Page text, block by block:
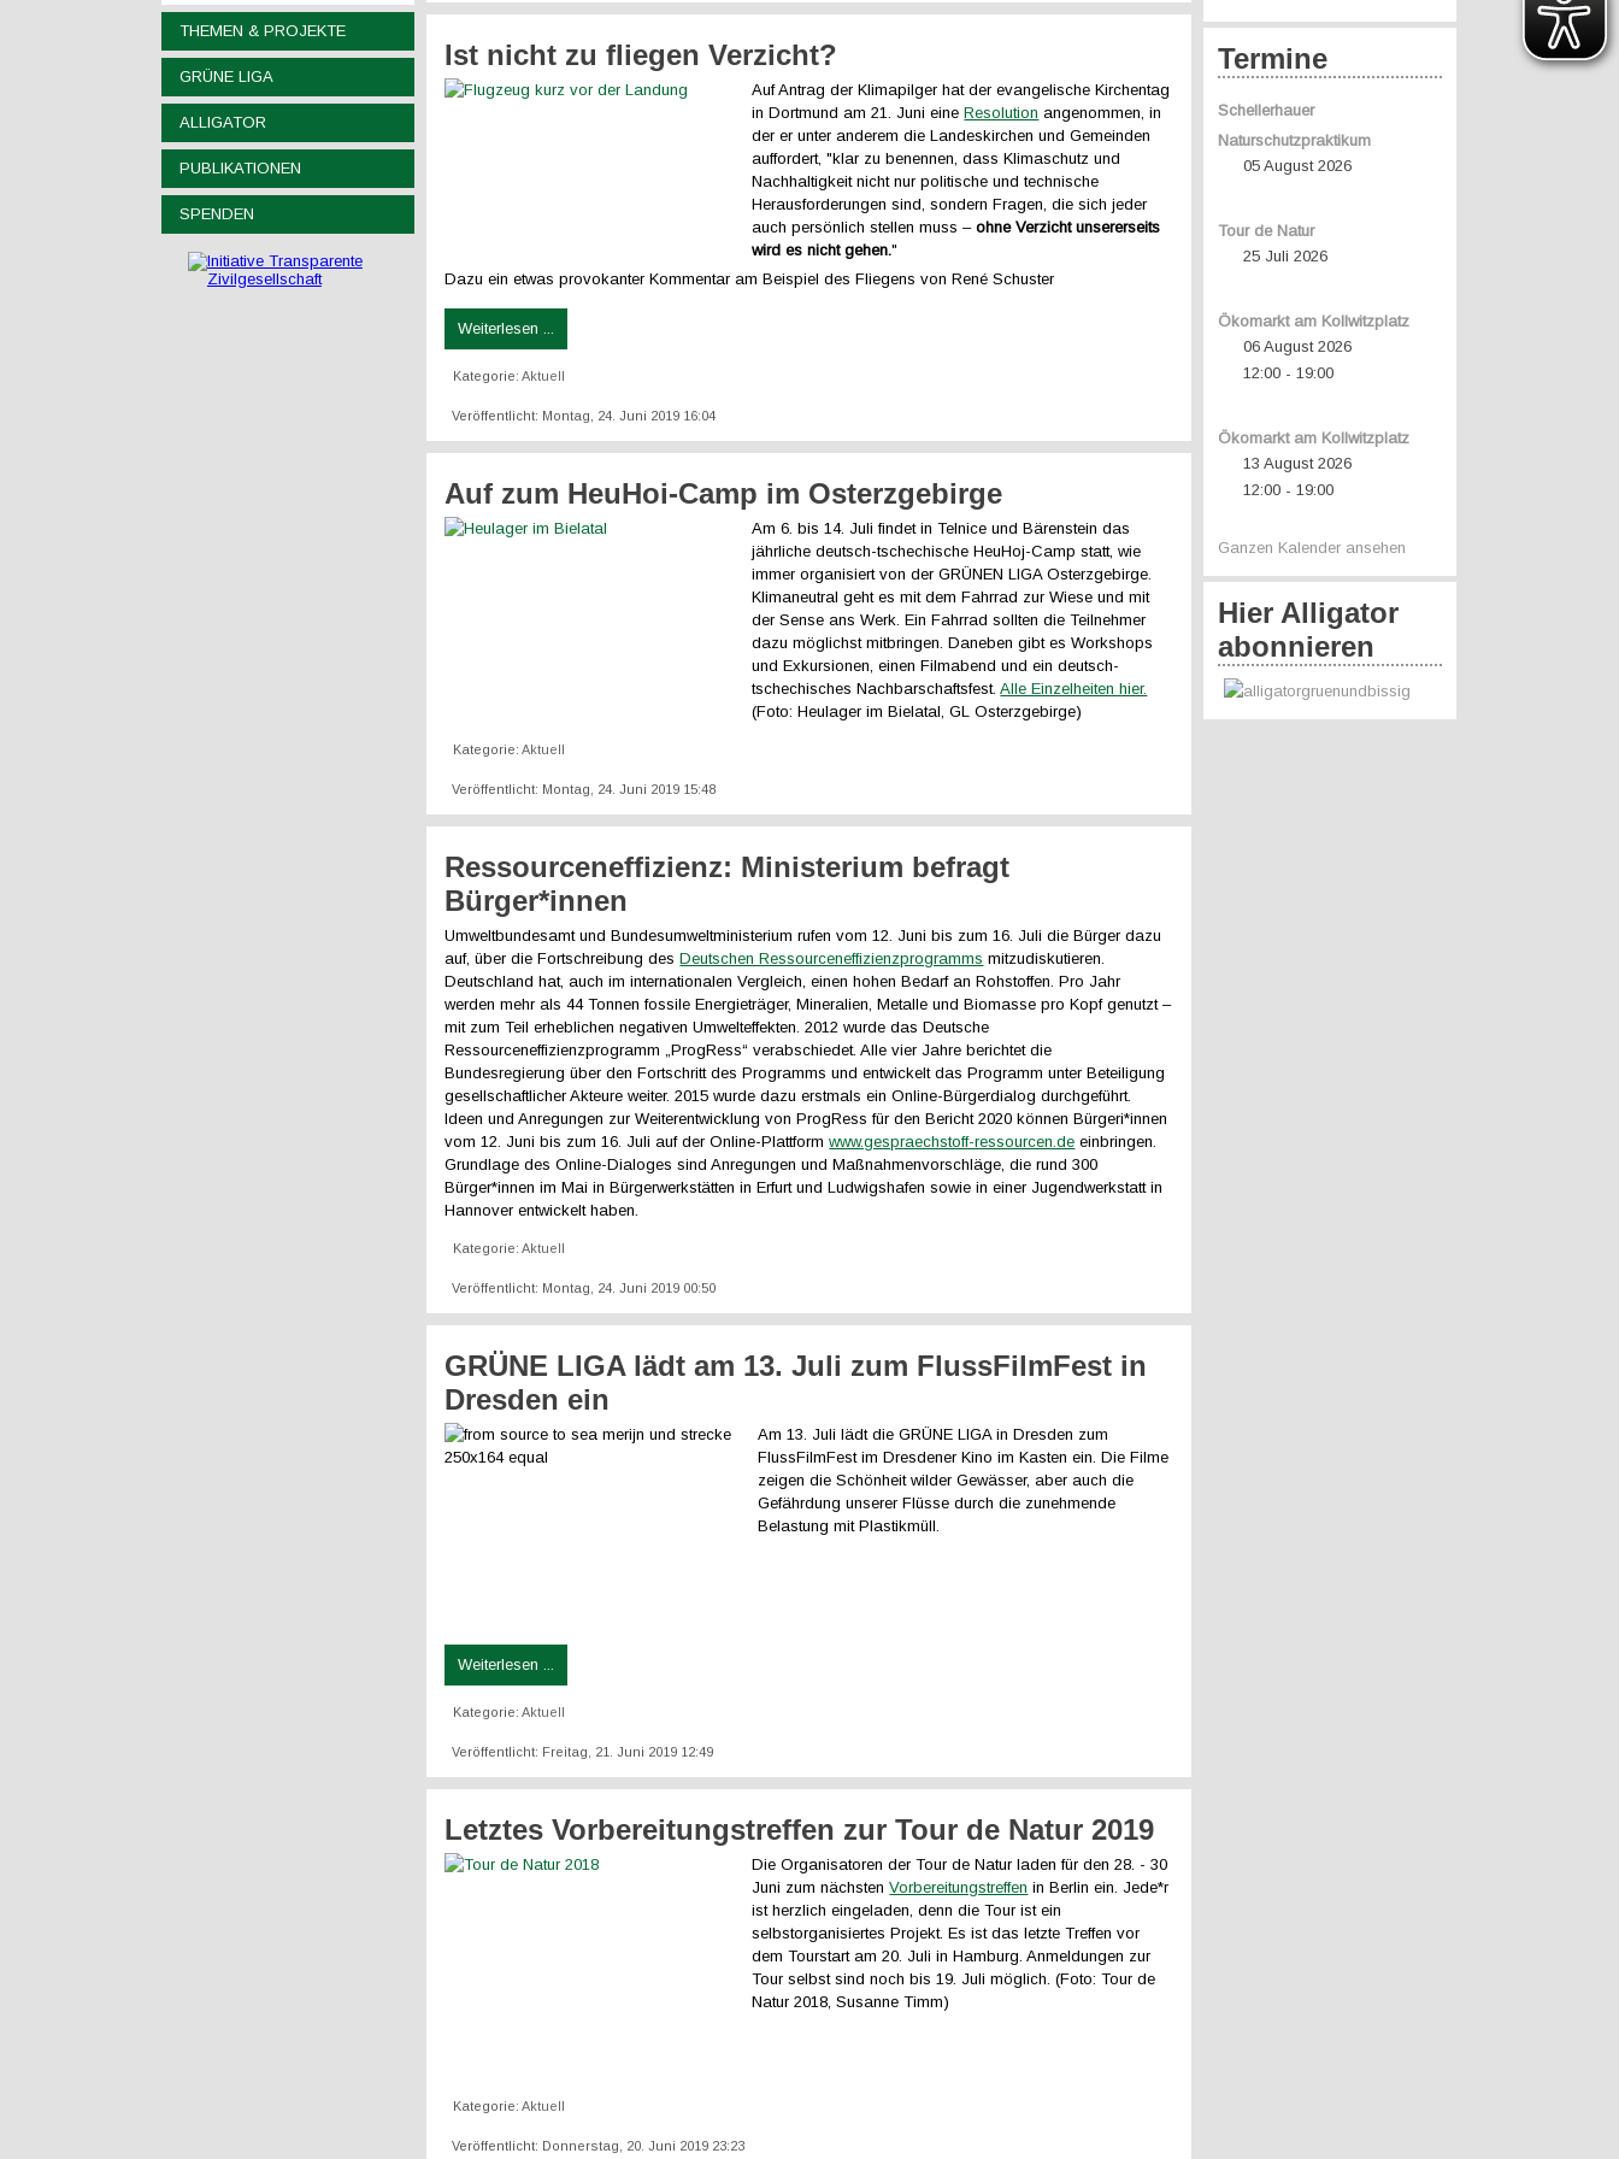
THEMEN & PROJEKTE
GRÜNE LIGA
ALLIGATOR
PUBLIKATIONEN
SPENDEN
Ist nicht zu fliegen Verzicht?
Auf Antrag der Klimapilger hat der evangelische Kirchentag
in Dortmund am 21. Juni eineResolution angenommen, in
der er unter anderem die Landeskirchen und Gemeinden
auffordert, "klar zu benennen, dass Klimaschutz und
Nachhaltigkeit nicht nur politische und technische
Herausforderungen sind, sondern Fragen, die sich jeder
auch persönlich stellen muss –ohne Verzicht unsererseits
wird es nicht gehen."
Dazu ein etwas provokanter Kommentar am Beispiel des Fliegens von René Schuster
Weiterlesen ...
Kategorie:Aktuell
Veröffentlicht: Montag, 24. Juni 2019 16:04
Auf zum HeuHoi-Camp im Osterzgebirge
Am 6. bis 14. Juli findet in Telnice und Bärenstein das
jährliche deutsch-tschechische HeuHoj-Camp statt, wie
immer organisiert von der GRÜNEN LIGA Osterzgebirge.
Klimaneutral geht es mit dem Fahrrad zur Wiese und mit
der Sense ans Werk. Ein Fahrrad sollten die Teilnehmer
dazu möglichst mitbringen. Daneben gibt es Workshops
und Exkursionen, einen Filmabend und ein deutsch-
tschechisches Nachbarschaftsfest.Alle Einzelheiten hier.
(Foto: Heulager im Bielatal, GL Osterzgebirge)
Kategorie:Aktuell
Veröffentlicht: Montag, 24. Juni 2019 15:48
Ressourceneffizienz: Ministerium befragt
Bürger*innen
Umweltbundesamt und Bundesumweltministerium rufen vom 12. Juni bis zum 16. Juli die Bürger dazu
auf, über die Fortschreibung desDeutschen Ressourceneffizienzprogramms mitzudiskutieren.
Deutschland hat, auch im internationalen Vergleich, einen hohen Bedarf an Rohstoffen. Pro Jahr
werden mehr als 44 Tonnen fossile Energieträger, Mineralien, Metalle und Biomasse pro Kopf genutzt –
mit zum Teil erheblichen negativen Umwelteffekten. 2012 wurde das Deutsche
Ressourceneffizienzprogramm „ProgRess“ verabschiedet. Alle vier Jahre berichtet die
Bundesregierung über den Fortschritt des Programms und entwickelt das Programm unter Beteiligung
gesellschaftlicher Akteure weiter. 2015 wurde dazu erstmals ein Online-Bürgerdialog durchgeführt.
Ideen und Anregungen zur Weiterentwicklung von ProgRess für den Bericht 2020 können Bürgeri*innen
vom 12. Juni bis zum 16. Juli auf der Online-Plattformwww.gespraechstoff-ressourcen.de einbringen.
Grundlage des Online-Dialoges sind Anregungen und Maßnahmenvorschläge, die rund 300
Bürger*innen im Mai in Bürgerwerkstätten in Erfurt und Ludwigshafen sowie in einer Jugendwerkstatt in
Hannover entwickelt haben.
Kategorie:Aktuell
Veröffentlicht: Montag, 24. Juni 2019 00:50
GRÜNE LIGA lädt am 13. Juli zum FlussFilmFest in
Dresden ein
Am 13. Juli lädt die GRÜNE LIGA in Dresden zum
FlussFilmFest im Dresdener Kino im Kasten ein. Die Filme
zeigen die Schönheit wilder Gewässer, aber auch die
Gefährdung unserer Flüsse durch die zunehmende
Belastung mit Plastikmüll.
Weiterlesen ...
Kategorie:Aktuell
Veröffentlicht: Freitag, 21. Juni 2019 12:49
Letztes Vorbereitungstreffen zur Tour de Natur 2019
Die Organisatoren der Tour de Natur laden für den 28. - 30
Juni zum nächstenVorbereitungstreffen in Berlin ein. Jede*r
ist herzlich eingeladen, denn die Tour ist ein
selbstorganisiertes Projekt. Es ist das letzte Treffen vor
dem Tourstart am 20. Juli in Hamburg. Anmeldungen zur
Tour selbst sind noch bis 19. Juli möglich. (Foto: Tour de
Natur 2018, Susanne Timm)
Kategorie:Aktuell
Veröffentlicht: Donnerstag, 20. Juni 2019 23:23
Termine
Schellerhauer
Naturschutzpraktikum
05 August 2026
Tour de Natur
25 Juli 2026
Ökomarkt am Kollwitzplatz
06 August 2026
12:00 -19:00
Ökomarkt am Kollwitzplatz
13 August 2026
12:00 -19:00
Ganzen Kalender ansehen
Hier Alligator
abonnieren